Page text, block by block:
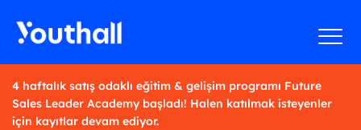
4 haftalık satış odaklı eğitim & gelişim programı Future
Sales Leader Academy başladı! Halen katılmak isteyenler
için kayıtlar devam ediyor.